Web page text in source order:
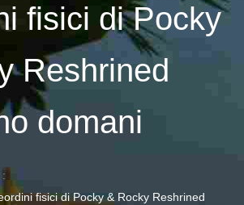
fisici di Pocky
Reshrined
domani
fisici di Pocky & Rocky Reshrined